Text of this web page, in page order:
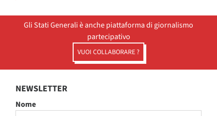
Gli Stati Generali è anche piattaforma di giornalismo
partecipativo
VUOI COLLABORARE ?
NEWSLETTER
Nome